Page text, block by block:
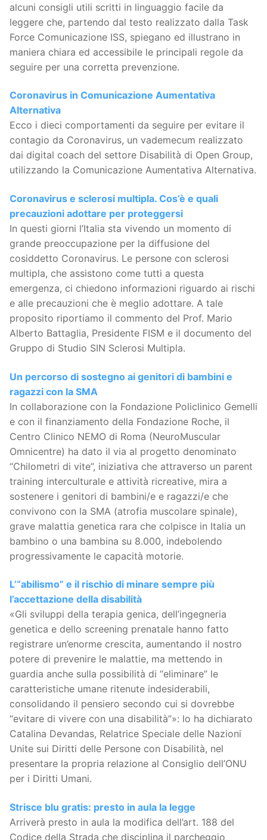
alcuni consigli utili scritti in linguaggio facile da
leggere che, partendo dal testo realizzato dalla Task
Force Comunicazione ISS, spiegano ed illustrano in
maniera chiara ed accessibile le principali regole da
seguire per una corretta prevenzione.
Coronavirus in Comunicazione Aumentativa
Alternativa
Ecco i dieci comportamenti da seguire per evitare il
contagio da Coronavirus, un vademecum realizzato
dai digital coach del settore Disabilità di Open Group,
utilizzando la Comunicazione Aumentativa Alternativa.
Coronavirus e sclerosi multipla. Cos’è e quali
precauzioni adottare per proteggersi
In questi giorni l’Italia sta vivendo un momento di
grande preoccupazione per la diffusione del
cosiddetto Coronavirus. Le persone con sclerosi
multipla, che assistono come tutti a questa
emergenza, ci chiedono informazioni riguardo ai rischi
e alle precauzioni che è meglio adottare. A tale
proposito riportiamo il commento del Prof. Mario
Alberto Battaglia, Presidente FISM e il documento del
Gruppo di Studio SIN Sclerosi Multipla.
Un percorso di sostegno ai genitori di bambini e
ragazzi con la SMA
In collaborazione con la Fondazione Policlinico Gemelli
e con il finanziamento della Fondazione Roche, il
Centro Clinico NEMO di Roma (NeuroMuscular
Omnicentre) ha dato il via al progetto denominato
“Chilometri di vite”, iniziativa che attraverso un parent
training interculturale e attività ricreative, mira a
sostenere i genitori di bambini/e e ragazzi/e che
convivono con la SMA (atrofia muscolare spinale),
grave malattia genetica rara che colpisce in Italia un
bambino o una bambina su 8.000, indebolendo
progressivamente le capacità motorie.
L’“abilismo” e il rischio di minare sempre più
l’accettazione della disabilità
«Gli sviluppi della terapia genica, dell’ingegneria
genetica e dello screening prenatale hanno fatto
registrare un’enorme crescita, aumentando il nostro
potere di prevenire le malattie, ma mettendo in
guardia anche sulla possibilità di “eliminare” le
caratteristiche umane ritenute indesiderabili,
consolidando il pensiero secondo cui si dovrebbe
“evitare di vivere con una disabilità”»: lo ha dichiarato
Catalina Devandas, Relatrice Speciale delle Nazioni
Unite sui Diritti delle Persone con Disabilità, nel
presentare la propria relazione al Consiglio dell’ONU
per i Diritti Umani.
Strisce blu gratis: presto in aula la legge
Arriverà presto in aula la modifica dell’art. 188 del
Codice della Strada che disciplina il parcheggio